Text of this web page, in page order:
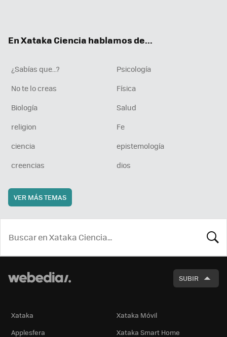
En Xataka Ciencia hablamos de...
¿Sabías que...?
Psicología
No te lo creas
Física
Biología
Salud
religion
Fe
ciencia
epistemología
creencias
dios
VER MÁS TEMAS
SUBIR
Xataka
Xataka Móvil
Applesfera
Xataka Smart Home